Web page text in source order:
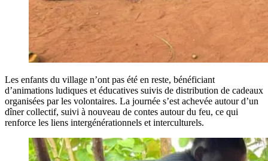
Les enfants du village n’ont pas été en reste, bénéficiant
d’animations ludiques et éducatives suivis de distribution de cadeaux
organisées par les volontaires. La journée s’est achevée autour d’un
dîner collectif, suivi à nouveau de contes autour du feu, ce qui
renforce les liens intergénérationnels et interculturels.